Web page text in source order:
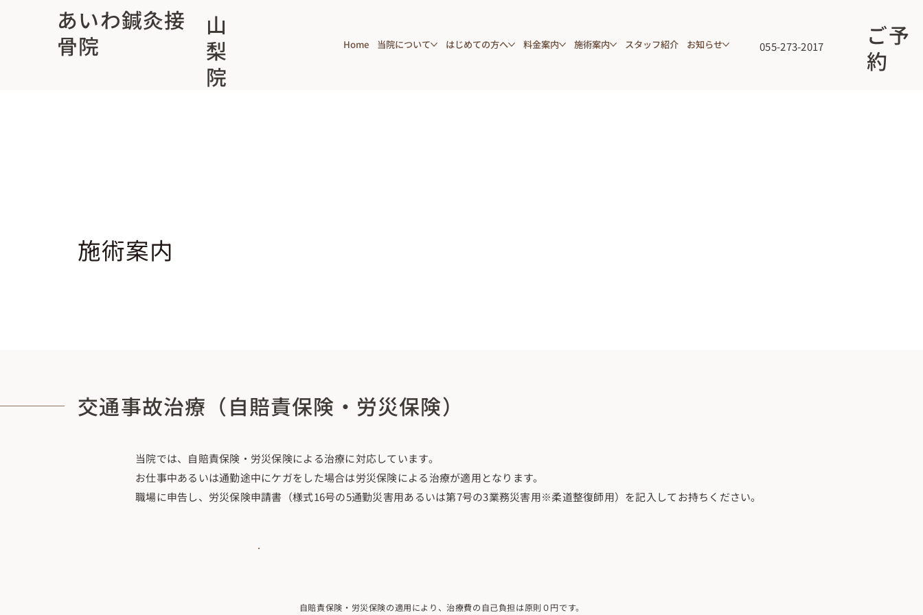
ご予
約
Home 当院について はじめての方へ 料金案内 施術案内 スタッフ紹介 お知らせ 055-273-2017
あいわ鍼灸接
骨院
山
梨
院
施術案内
交通事故治療（自賠責保険・労災保険）
当院では、自賠責保険・労災保険による治療に対応しています。
お仕事中あるいは通勤途中にケガをした場合は労災保険による治療が適用となります。
職場に申告し、労災保険申請書（様式16号の5通勤災害用あるいは第7号の3業務災害用※柔道整復師用）を記入してお持ちください。
自賠責保険・労災保険の適用により、治療費の自己負担は原則０円です。